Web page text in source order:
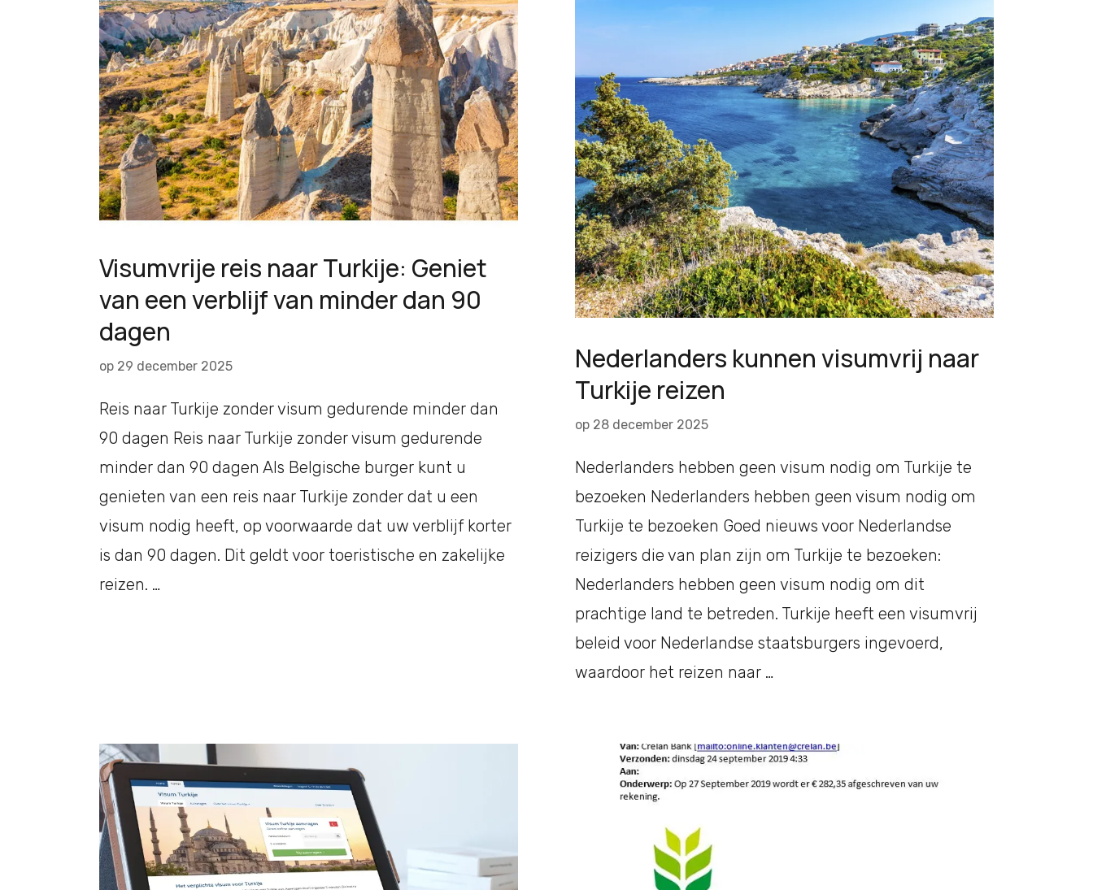
Visumvrije reis naar Turkije: Geniet
van een verblijf van minder dan 90
dagen
op 29 december 2025
Reis naar Turkije zonder visum gedurende minder dan
90 dagen Reis naar Turkije zonder visum gedurende
minder dan 90 dagen Als Belgische burger kunt u
genieten van een reis naar Turkije zonder dat u een
visum nodig heeft, op voorwaarde dat uw verblijf korter
is dan 90 dagen. Dit geldt voor toeristische en zakelijke
reizen. …
Nederlanders kunnen visumvrij naar
Turkije reizen
op 28 december 2025
Nederlanders hebben geen visum nodig om Turkije te
bezoeken Nederlanders hebben geen visum nodig om
Turkije te bezoeken Goed nieuws voor Nederlandse
reizigers die van plan zijn om Turkije te bezoeken:
Nederlanders hebben geen visum nodig om dit
prachtige land te betreden. Turkije heeft een visumvrij
beleid voor Nederlandse staatsburgers ingevoerd,
waardoor het reizen naar …